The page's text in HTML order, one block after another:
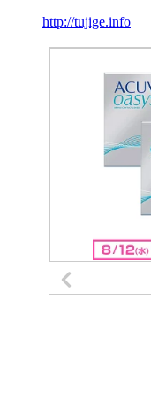
http://tujige.info